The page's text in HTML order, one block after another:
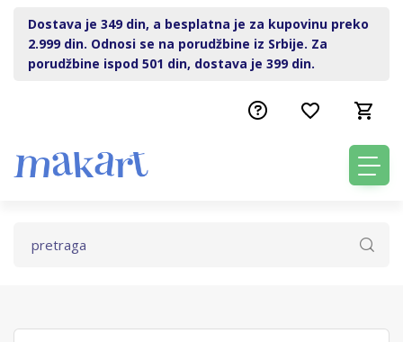
Dostava je 349 din, a besplatna je za kupovinu preko
2.999 din. Odnosi se na porudžbine iz Srbije. Za
porudžbine ispod 501 din, dostava je 399 din.